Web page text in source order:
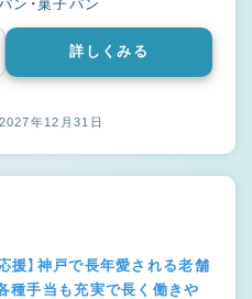
ン・菓子パン
詳しくみる
2027年12月31日
援】神戸で長年愛される老舗
種手当も充実で長く働きや